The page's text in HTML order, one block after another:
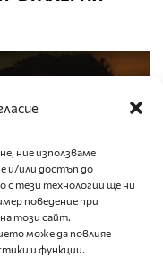
ние използваме
и/или достъп до
тези технологии ще ни
поведение при
този сайт.
може да повлияе
и функции.